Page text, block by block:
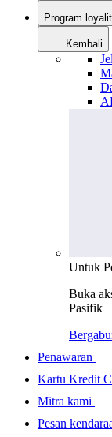
Program
Kembali
Untuk
Buka
Pasifik
Penawaran
Kartu Kredit
Mitra kami
Pesan